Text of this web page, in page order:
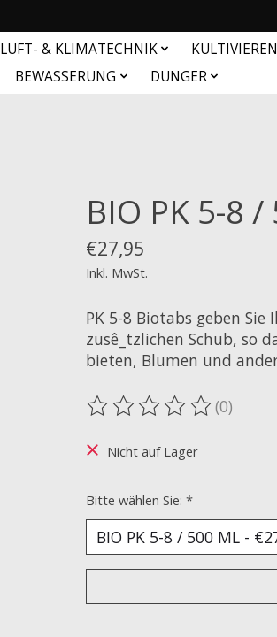
LUFT- & KLIMATECHNIK
KULTIVIEREN
BEWASSERUNG DUNGER
BIO PK 5-8
€27,95
Inkl. MwSt.
PK 5-8 Biotabs geben Sie
zusê_tzlichen Schub, so
bieten, Blumen und
Die Bewertung dieses
(0)
Nicht auf Lager
Bitte wählen Sie: *